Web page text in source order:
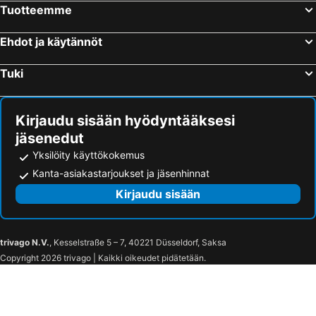
Ellivuori Ski Center
Verkosto
Lutakko
Tampereen työväen teatteri
Salpausselän hyppyrimäet
Hervannan hiihtokeskus
Kuopion satama
Lappeenrannan rautatieasema
Neste Ralli
Sibeliustalo
Seinäjoen rautatieasema
Sibeliustalo
Hämeen linna
Tampereen teatteri
WOOD AND BIOENERGY
Viini
Tekniikka
Koneagria
Finnmateria
FinnGraf
Tuotteemme
Ehdot ja käytännöt
Tuki
Kirjaudu sisään hyödyntääksesi
jäsenedut
Yksilöity käyttökokemus
Kanta-asiakastarjoukset ja jäsenhinnat
Kirjaudu sisään
trivago N.V., Kesselstraße 5 – 7, 40221 Düsseldorf, Saksa
Copyright 2026 trivago | Kaikki oikeudet pidätetään.